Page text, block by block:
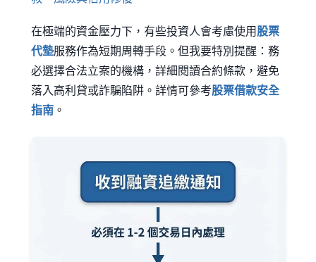
在極端的資金壓力下，有些投資人會考慮使用 股票
代墊服務作為短期周轉手段。但我要特別提醒：務
必選擇合法立案的機構，詳細閱讀合約條款，避免
落入高利貸或詐騙陷阱。詳情可參考股票借款安全
指南 。